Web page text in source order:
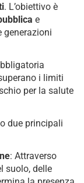
. L’obiettivo è
e
generazioni
i limiti
per la salute
due principali
: Attraverso
suolo, delle